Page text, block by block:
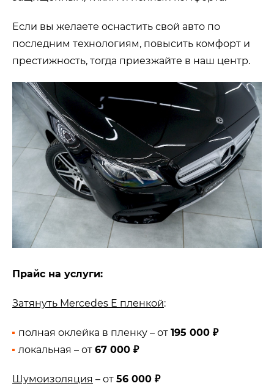
Если вы желаете оснастить свой авто по
последним технологиям, повысить комфорт и
престижность, тогда приезжайте в наш центр.
Прайс на услуги:
Затянуть Mercedes E пленкой:
полная оклейка в пленку – от 195 000 ₽
локальная – от 67 000 ₽
Шумоизоляция – от 56 000 ₽